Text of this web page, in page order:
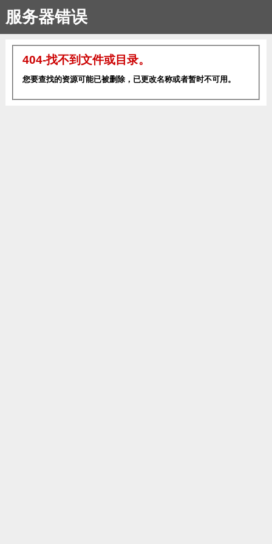
服务器错误
404-找不到文件或目录。
您要查找的资源可能已被删除，已更改名称或者暂时不可用。